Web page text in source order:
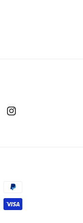
Instagram